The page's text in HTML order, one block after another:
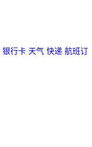
银行卡 天气 快递 航班订